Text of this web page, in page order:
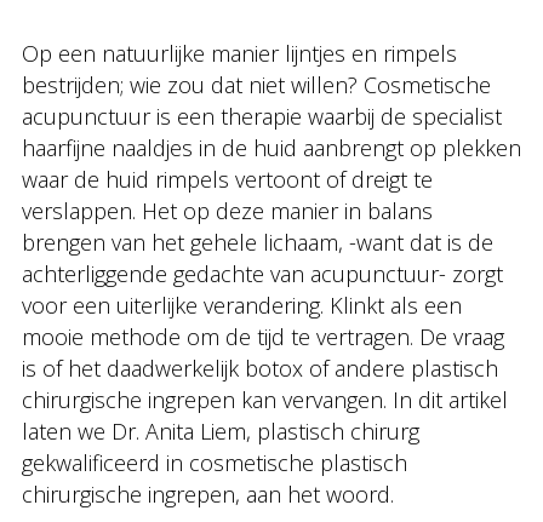
Op een natuurlijke manier lijntjes en rimpels
bestrijden; wie zou dat niet willen? Cosmetische
acupunctuur is een therapie waarbij de specialist
haarfijne naaldjes in de huid aanbrengt op plekken
waar de huid rimpels vertoont of dreigt te
verslappen. Het op deze manier in balans
brengen van het gehele lichaam, -want dat is de
achterliggende gedachte van acupunctuur- zorgt
voor een uiterlijke verandering. Klinkt als een
mooie methode om de tijd te vertragen. De vraag
is of het daadwerkelijk botox of andere plastisch
chirurgische ingrepen kan vervangen. In dit artikel
laten we Dr. Anita Liem, plastisch chirurg
gekwalificeerd in cosmetische plastisch
chirurgische ingrepen, aan het woord.